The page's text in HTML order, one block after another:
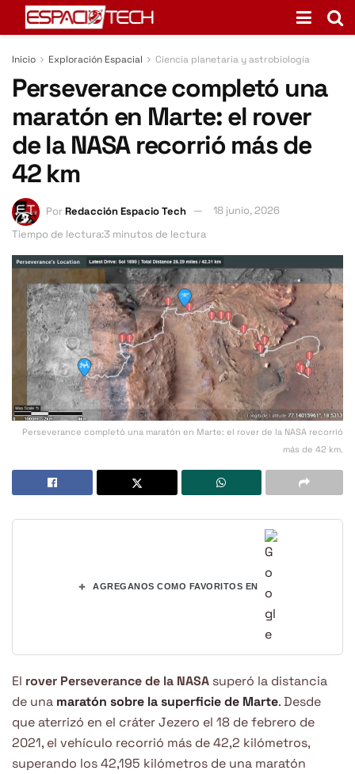
Inicio Exploración Espacial Ciencia planetaria y astrobiología
Perseverance completó una
maratón en Marte: el rover
de la NASA recorrió más de
42 km
PorRedacción Espacio Tech
18 junio, 2026
Tiempo de lectura:3 minutos de lectura
Perseverance completó una maratón en Marte: el rover de la NASA recorrió
más de 42 km.
+ AGREGANOS COMO FAVORITOS EN
El rover Perseverance de la NASA superó la distancia
de una maratón sobre la superficie de Marte. Desde
que aterrizó en el cráter Jezero el 18 de febrero de
2021, el vehículo recorrió más de 42,2 kilómetros,
superando los 42,195 kilómetros de una maratón